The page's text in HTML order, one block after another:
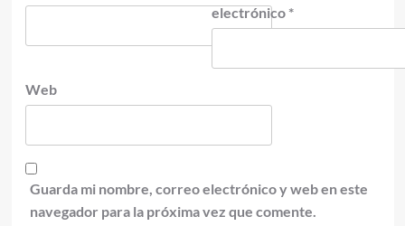
electrónico *
Web
Guarda mi nombre, correo electrónico y web en este
navegador para la próxima vez que comente.